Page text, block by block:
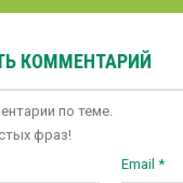
КОММЕНТАРИЙ
по теме.
фраз!
Email *